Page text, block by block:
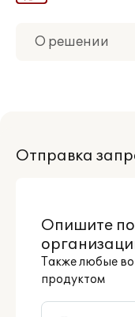
О решении
Материалы
Отправка
Опишите
Также любые
продуктом